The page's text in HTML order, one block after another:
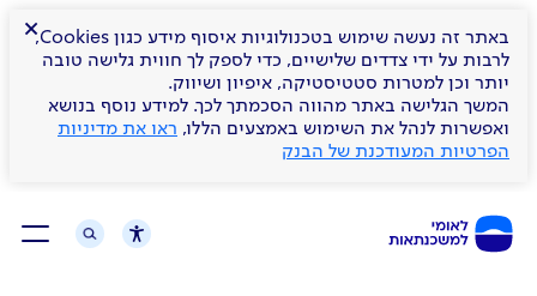
באתר זה נעשה שימוש בטכנולוגיות איסוף מידע כגון Cookies,
לרבות על ידי צדדים שלישיים, כדי לספק לך חווית גלישה טובה
יותר וכן למטרות סטטיסטיקה, איפיון ושיווק.
המשך הגלישה באתר מהווה הסכמתך לכך. למידע נוסף בנושא
ואפשרות לנהל את השימוש באמצעים הללו, ראו את מדיניות
הפרטיות המעודכנת של הבנק
×